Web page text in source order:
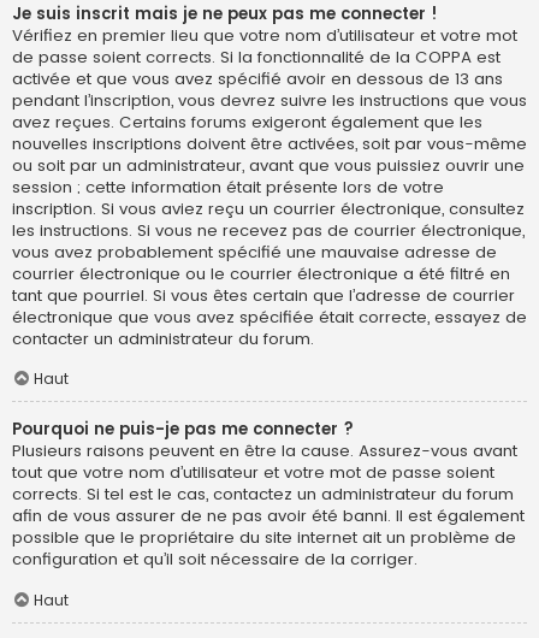
Je suis inscrit mais je ne peux pas me connecter !
Vérifiez en premier lieu que votre nom d’utilisateur et votre mot
de passe soient corrects. Si la fonctionnalité de la COPPA est
activée et que vous avez spécifié avoir en dessous de 13 ans
pendant l’inscription, vous devrez suivre les instructions que vous
avez reçues. Certains forums exigeront également que les
nouvelles inscriptions doivent être activées, soit par vous-même
ou soit par un administrateur, avant que vous puissiez ouvrir une
session ; cette information était présente lors de votre
inscription. Si vous aviez reçu un courrier électronique, consultez
les instructions. Si vous ne recevez pas de courrier électronique,
vous avez probablement spécifié une mauvaise adresse de
courrier électronique ou le courrier électronique a été filtré en
tant que pourriel. Si vous êtes certain que l’adresse de courrier
électronique que vous avez spécifiée était correcte, essayez de
contacter un administrateur du forum.
Haut
Pourquoi ne puis-je pas me connecter ?
Plusieurs raisons peuvent en être la cause. Assurez-vous avant
tout que votre nom d’utilisateur et votre mot de passe soient
corrects. Si tel est le cas, contactez un administrateur du forum
afin de vous assurer de ne pas avoir été banni. Il est également
possible que le propriétaire du site internet ait un problème de
configuration et qu’il soit nécessaire de la corriger.
Haut